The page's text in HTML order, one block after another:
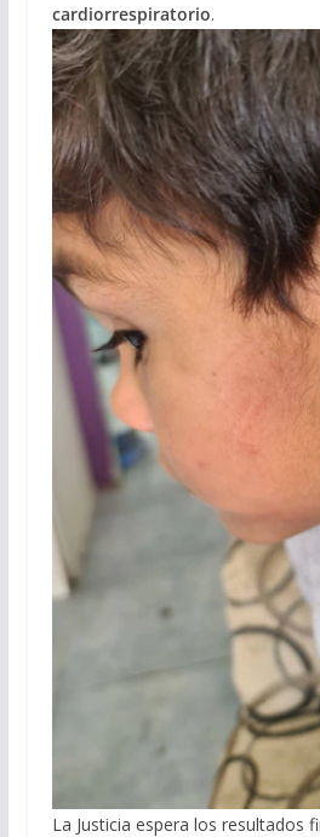
cardiorrespiratorio.
La Justicia espera los resultados